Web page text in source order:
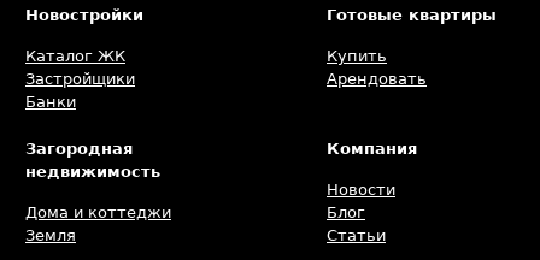
Новостройки
Каталог ЖК
Застройщики
Банки
Готовые квартиры
Купить
Арендовать
Загородная
недвижимость
Дома и коттеджи
Земля
Компания
Новости
Блог
Статьи